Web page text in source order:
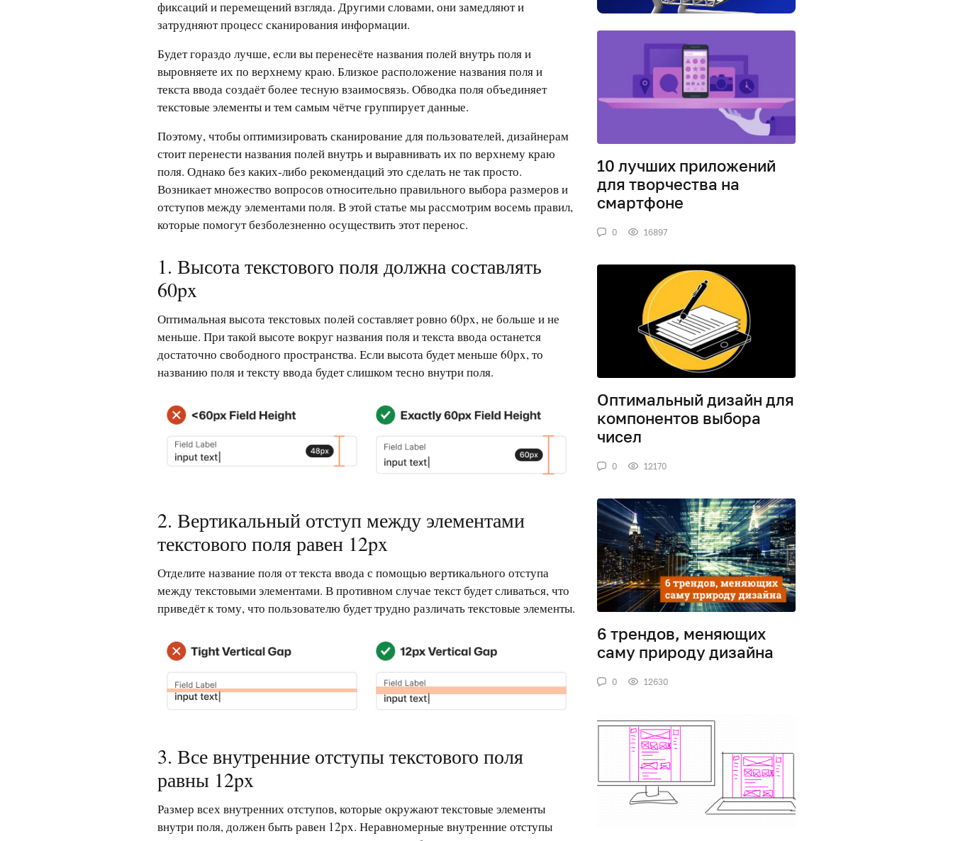
фиксаций и перемещений взгляда. Другими словами, они замедляют и
затрудняют процесс сканирования информации.
Будет гораздо лучше, если вы перенесёте названия полей внутрь поля и
выровняете их по верхнему краю. Близкое расположение названия поля и
текста ввода создаёт более тесную взаимосвязь. Обводка поля объединяет
текстовые элементы и тем самым чётче группирует данные.
Поэтому, чтобы оптимизировать сканирование для пользователей, дизайнерам
стоит перенести названия полей внутрь и выравнивать их по верхнему краю
поля. Однако без каких-либо рекомендаций это сделать не так просто.
Возникает множество вопросов относительно правильного выбора размеров и
отступов между элементами поля. В этой статье мы рассмотрим восемь правил,
которые помогут безболезненно осуществить этот перенос.
1. Высота текстового поля должна составлять
60px
Оптимальная высота текстовых полей составляет ровно 60px, не больше и не
меньше. При такой высоте вокруг названия поля и текста ввода останется
достаточно свободного пространства. Если высота будет меньше 60px, то
названию поля и тексту ввода будет слишком тесно внутри поля.
2. Вертикальный отступ между элементами
текстового поля равен 12px
Отделите название поля от текста ввода с помощью вертикального отступа
между текстовыми элементами. В противном случае текст будет сливаться, что
приведёт к тому, что пользователю будет трудно различать текстовые элементы.
3. Все внутренние отступы текстового поля
равны 12px
Размер всех внутренних отступов, которые окружают текстовые элементы
внутри поля, должен быть равен 12px. Неравномерные внутренние отступы
10 лучших приложений
для творчества на
смартфоне
0 16897
Оптимальный дизайн для
компонентов выбора
чисел
0 12170
6 трендов, меняющих
саму природу дизайна
0 12630